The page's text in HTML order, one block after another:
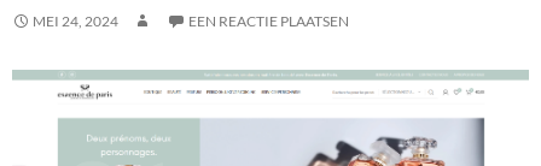
MEI 24, 2024 EEN REACTIE PLAATSEN